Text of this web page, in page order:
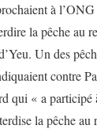
à
la pêche au
Un des
contre
qui « a participé
la pêche au